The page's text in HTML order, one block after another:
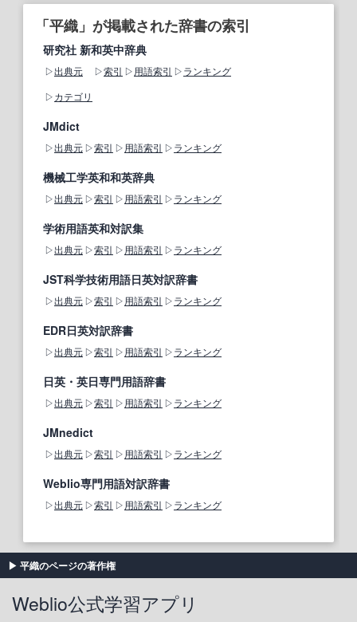
「平織」が掲載された辞書の索引
研究社 新和英中辞典
出典元 索引 用語索引
ランキング
カテゴリ
JMdict
出典元 索引 用語索引 ランキング
機械工学英和和英辞典
出典元 索引 用語索引 ランキング
学術用語英和対訳集
出典元 索引 用語索引 ランキング
JST科学技術用語日英対訳辞書
出典元 索引 用語索引 ランキング
EDR日英対訳辞書
出典元 索引 用語索引 ランキング
日英・英日専門用語辞書
出典元 索引 用語索引 ランキング
JMnedict
出典元 索引 用語索引 ランキング
Weblio専門用語対訳辞書
出典元 索引 用語索引 ランキング
平織のページの著作権
Weblio公式学習アプリ